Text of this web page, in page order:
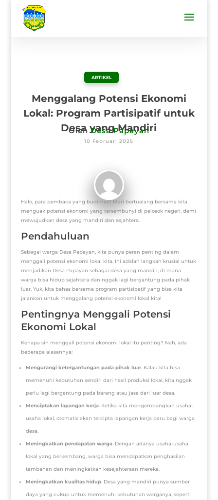
ARTIKEL
Menggalang Potensi Ekonomi
Lokal: Program Partisipatif untuk
Desa yang Mandiri
OlehDesa Papayan
10 Februari 2025
Halo, para pembaca yang budiman! Mari bertualang bersama kita
menguak potensi ekonomi yang tersembunyi di pelosok negeri, demi
mewujudkan desa yang mandiri dan sejahtera.
Pendahuluan
Sebagai warga Desa Papayan, kita punya peran penting dalam
menggali potensi ekonomi lokal kita. Ini adalah langkah krusial untuk
menjadikan Desa Papayan sebagai desa yang mandiri, di mana
warga bisa hidup sejahtera dan nggak lagi bergantung pada pihak
luar. Yuk, kita bahas bersama program partisipatif yang bisa kita
jalankan untuk menggalang potensi ekonomi lokal kita!
Pentingnya Menggali Potensi
Ekonomi Lokal
Kenapa sih menggali potensi ekonomi lokal itu penting? Nah, ada
beberapa alasannya:
Mengurangi ketergantungan pada pihak luar. Kalau kita bisa
memenuhi kebutuhan sendiri dari hasil produksi lokal, kita nggak
perlu lagi bergantung pada barang atau jasa dari luar desa.
Menciptakan lapangan kerja. Ketika kita mengembangkan usaha-
usaha lokal, otomatis akan tercipta lapangan kerja baru bagi warga
desa.
Meningkatkan pendapatan warga. Dengan adanya usaha-usaha
lokal yang berkembang, warga bisa mendapatkan penghasilan
tambahan dan meningkatkan kesejahteraan mereka.
Meningkatkan kualitas hidup. Desa yang mandiri punya sumber
daya yang cukup untuk memenuhi kebutuhan warganya, seperti